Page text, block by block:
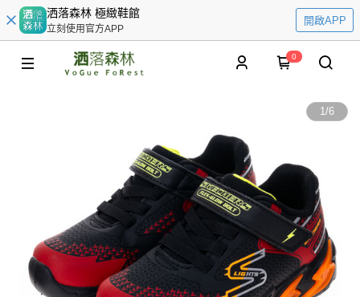
洒落森林 極緻鞋館
立刻使用官方APP
開啟APP
0
1/6